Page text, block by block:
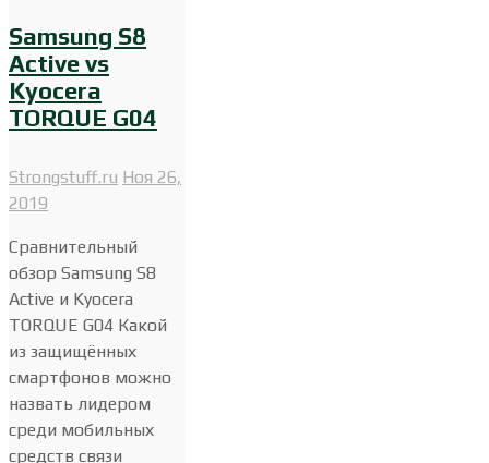
Samsung S8
Active vs
Kyocera
TORQUE G04
Strongstuff.ru Ноя 26,
2019
Сравнительный
обзор Samsung S8
Active и Kyocera
TORQUE G04 Какой
из защищённых
смартфонов можно
назвать лидером
среди мобильных
средств связи